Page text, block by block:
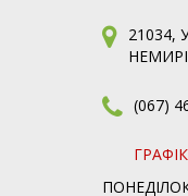
21034,
(067)